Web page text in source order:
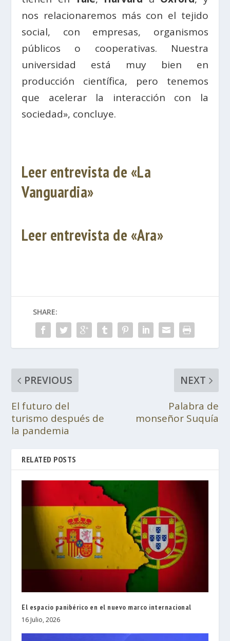
nos relacionaremos más con el tejido
social, con empresas, organismos
públicos o cooperativas. Nuestra
universidad está muy bien en
producción científica, pero tenemos
que acelerar la interacción con la
sociedad», concluye.
Leer entrevista de «La
Vanguardia»
Leer entrevista de «Ara»
SHARE:
PREVIOUS
El futuro del
turismo después de
la pandemia
NEXT
Palabra de
monseñor Suquía
RELATED POSTS
El espacio panibérico en el nuevo marco internacional
16 Julio, 2026